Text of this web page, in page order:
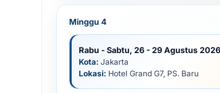
Minggu 4
Rabu - Sabtu, 26 - 29 Agustus 2026
Kota: Jakarta
Lokasi: Hotel Grand G7, PS. Baru